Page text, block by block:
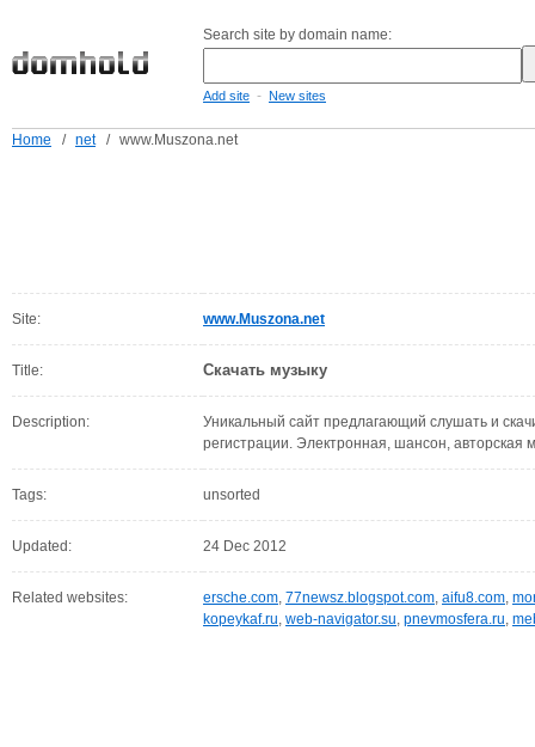
Search site by domain name:
Add site - New sites
Home / net / www.Muszona.net
Site: www.Muszona.net
Title: Скачать музыку
Description:
Уникальный сайт предлагающий слушать и
регистрации. Электронная, шансон, авторская
Tags: unsorted
Updated: 24 Dec 2012
Related websites: ersche.com, 77newsz.blogspot.com, aifu8.com,
kopeykaf.ru, web-navigator.su, pnevmosfera.ru,